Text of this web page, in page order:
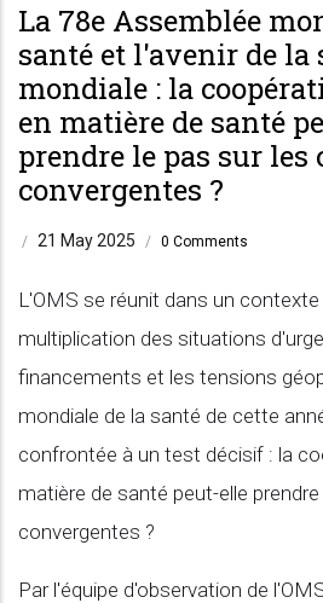
La 78e Assemblée
santé et l'avenir de la
mondiale : la
en matière de santé
prendre le pas sur les
convergentes ?
/ 21 May 2025 / 0 Comments
L'OMS se réunit dans un
multiplication des situations
financements et les tensions
mondiale de la santé de cette
confrontée à un test décisif : la
matière de santé peut-elle
convergentes ?
Par l'équipe d'observation de